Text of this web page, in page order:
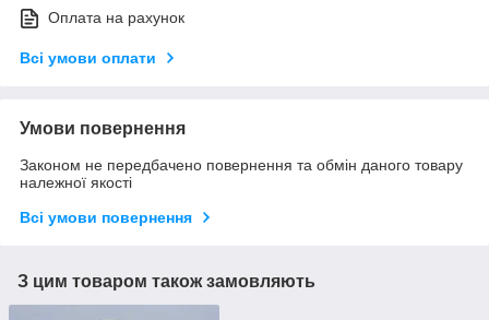
Оплата на рахунок
Всі умови оплати
Умови повернення
Законом не передбачено повернення та обмін даного товару
належної якості
Всі умови повернення
З цим товаром також замовляють